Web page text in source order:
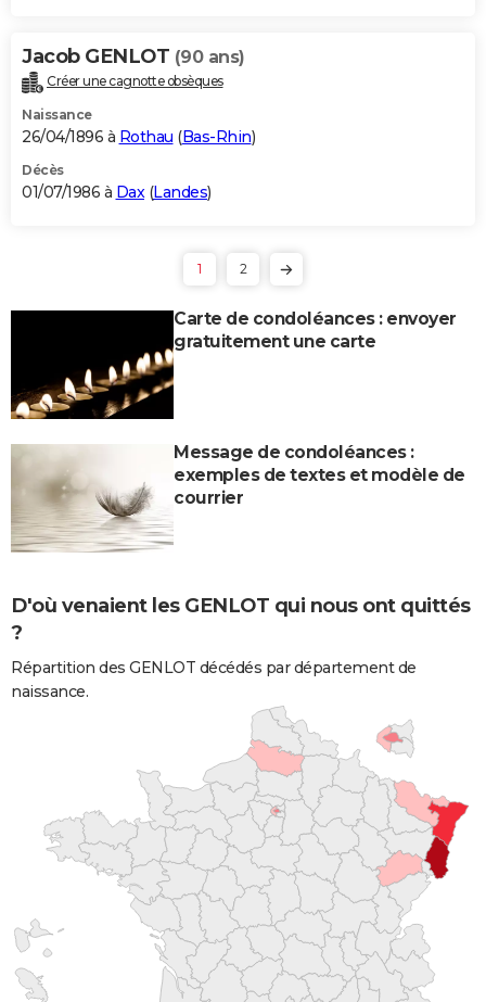
Jacob GENLOT (90 ans)
Créer une cagnotte obsèques
Naissance
26/04/1896 à Rothau (Bas-Rhin)
Décès
01/07/1986 à Dax (Landes)
1 2
Carte de condoléances : envoyer
gratuitement une carte
Message de condoléances :
exemples de textes et modèle de
courrier
D'où venaient les GENLOT qui nous ont quittés
?
Répartition des GENLOT décédés par département de
naissance.